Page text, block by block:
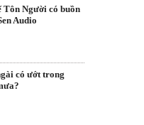
Tôn Người có buồn
Audio
có ướt trong